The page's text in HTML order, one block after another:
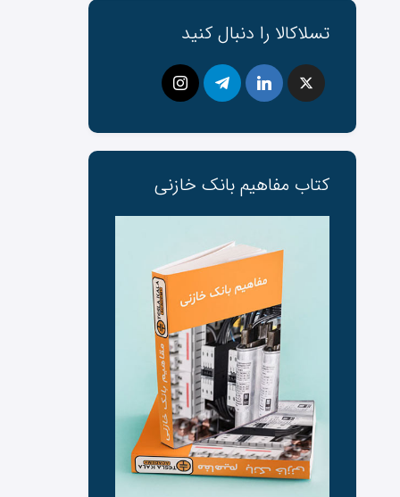
تسلاکالا را دنبال کنید
کتاب مفاهیم بانک ‌خازنی